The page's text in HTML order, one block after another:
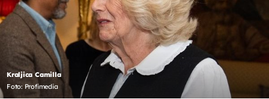
Kraljica Camilla
Foto: Profimedia